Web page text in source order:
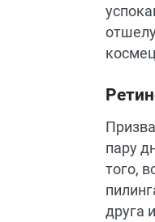
пару
того,
друга